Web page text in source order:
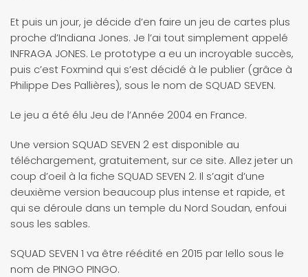
Et puis un jour, je décide d’en faire un jeu de cartes plus
proche d’Indiana Jones. Je l’ai tout simplement appelé
INFRAGA JONES. Le prototype a eu un incroyable succès,
puis c’est Foxmind qui s’est décidé à le publier (grâce à
Philippe Des Pallières), sous le nom de SQUAD SEVEN.
Le jeu a été élu Jeu de l’Année 2004 en France.
Une version SQUAD SEVEN 2 est disponible au
téléchargement, gratuitement, sur ce site. Allez jeter un
coup d’oeil à la fiche SQUAD SEVEN 2. Il s’agit d’une
deuxième version beaucoup plus intense et rapide, et
qui se déroule dans un temple du Nord Soudan, enfoui
sous les sables.
SQUAD SEVEN 1 va être réédité en 2015 par Iello sous le
nom de PINGO PINGO.